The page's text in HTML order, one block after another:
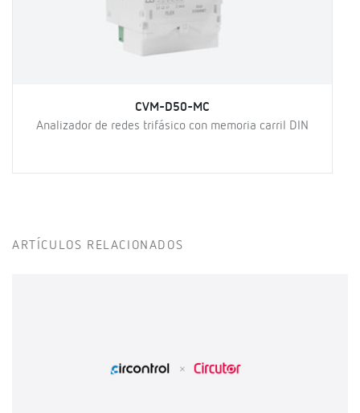
CVM-D50-MC
Analizador de redes trifásico con memoria carril DIN
ARTÍCULOS RELACIONADOS